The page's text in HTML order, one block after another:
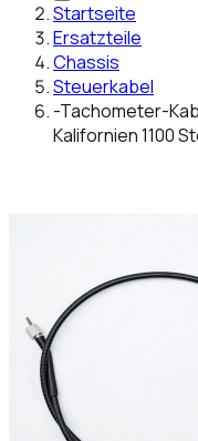
Startseite
Ersatzteile
Chassis
Steuerkabel
-Tachometer-
Kalifornien 1100